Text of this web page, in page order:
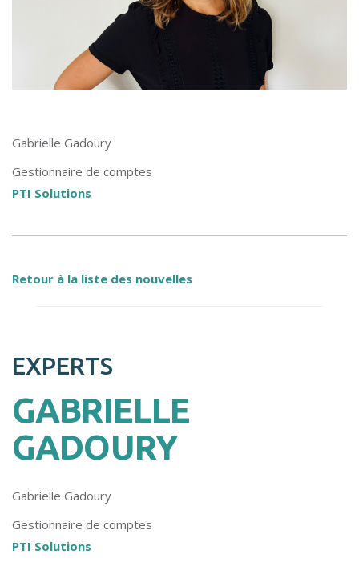
Gabrielle Gadoury
Gestionnaire de comptes
PTI Solutions
Retour à la liste des nouvelles
EXPERTS
GABRIELLE
GADOURY
Gabrielle Gadoury
Gestionnaire de comptes
PTI Solutions